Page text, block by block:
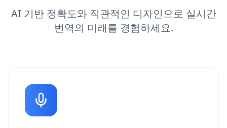
AI 기반 정확도와 직관적인 디자인으로 실시간
번역의 미래를 경험하세요.